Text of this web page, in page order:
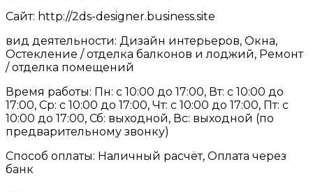
Сайт: http://2ds-designer.business.site
вид деятельности: Дизайн интерьеров, Окна,
Остекление / отделка балконов и лоджий, Ремонт
/ отделка помещений
Время работы: Пн: с 10:00 до 17:00, Вт: с 10:00 до
17:00, Ср: с 10:00 до 17:00, Чт: с 10:00 до 17:00, Пт: с
10:00 до 17:00, Сб: выходной, Вс: выходной (по
предварительному звонку)
Способ оплаты: Наличный расчёт, Оплата через
банк